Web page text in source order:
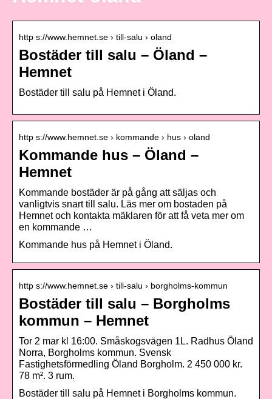
http s://www.hemnet.se › till-salu › oland
Bostäder till salu – Öland –
Hemnet
Bostäder till salu på Hemnet i Öland.
http s://www.hemnet.se › kommande › hus › oland
Kommande hus – Öland –
Hemnet
Kommande bostäder är på gång att säljas och
vanligtvis snart till salu. Läs mer om bostaden på
Hemnet och kontakta mäklaren för att få veta mer om
en kommande …
Kommande hus på Hemnet i Öland.
http s://www.hemnet.se › till-salu › borgholms-kommun
Bostäder till salu – Borgholms
kommun – Hemnet
Tor 2 mar kl 16:00. Småskogsvägen 1L. Radhus Öland
Norra, Borgholms kommun. Svensk
Fastighetsförmedling Öland Borgholm. 2 450 000 kr.
78 m². 3 rum.
Bostäder till salu på Hemnet i Borgholms kommun.